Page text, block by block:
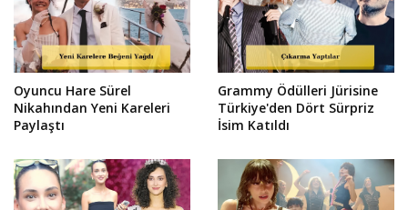
Oyuncu Hare Sürel
Nikahından Yeni Kareleri
Paylaştı
Grammy Ödülleri Jürisine
Türkiye'den Dört Sürpriz
İsim Katıldı